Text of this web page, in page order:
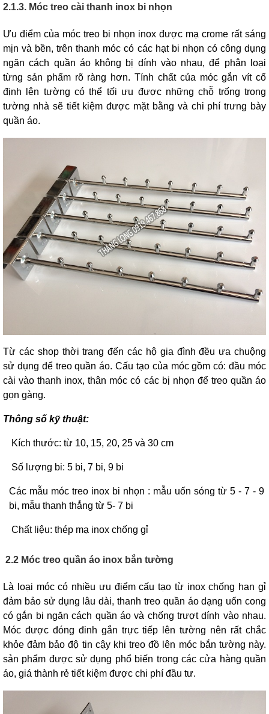
2.1.3. Móc treo cài thanh inox bi nhọn
Ưu điểm của móc treo bi nhọn inox được mạ crome rất sáng
mịn và bền, trên thanh móc có các hạt bi nhọn có công dụng
ngăn cách quần áo không bị dính vào nhau, để phân loại
từng sản phẩm rõ ràng hơn. Tính chất của móc gắn vít cố
định lên tường có thể tối ưu được những chỗ trống trong
tường nhà sẽ tiết kiệm được mặt bằng và chi phí trưng bày
quần áo.
Từ các shop thời trang đến các hộ gia đình đều ưa chuộng
sử dụng để treo quần áo. Cấu tạo của móc gồm có: đầu móc
cài vào thanh inox, thân móc có các bị nhọn để treo quần áo
gọn gàng.
Thông số kỹ thuật:
Kích thước: từ 10, 15, 20, 25 và 30 cm
Số lượng bi: 5 bi, 7 bi, 9 bi
Các mẫu móc treo inox bi nhọn : mẫu uốn sóng từ 5 - 7 - 9
bi, mẫu thanh thẳng từ 5- 7 bi
Chất liệu: thép mạ inox chống gỉ
2.2 Móc treo quần áo inox bắn tường
Là loại móc có nhiều ưu điểm cấu tạo từ inox chống han gỉ
đảm bảo sử dụng lâu dài, thanh treo quần áo dạng uốn cong
có gắn bi ngăn cách quần áo và chống trượt dính vào nhau.
Móc được đóng đinh gắn trực tiếp lên tường nên rất chắc
khỏe đảm bảo độ tin cậy khi treo đồ lên móc bắn tường này.
sản phẩm được sử dụng phổ biến trong các cửa hàng quần
áo, giá thành rẻ tiết kiệm được chi phí đầu tư.